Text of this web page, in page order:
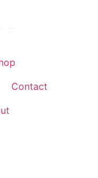
Contact